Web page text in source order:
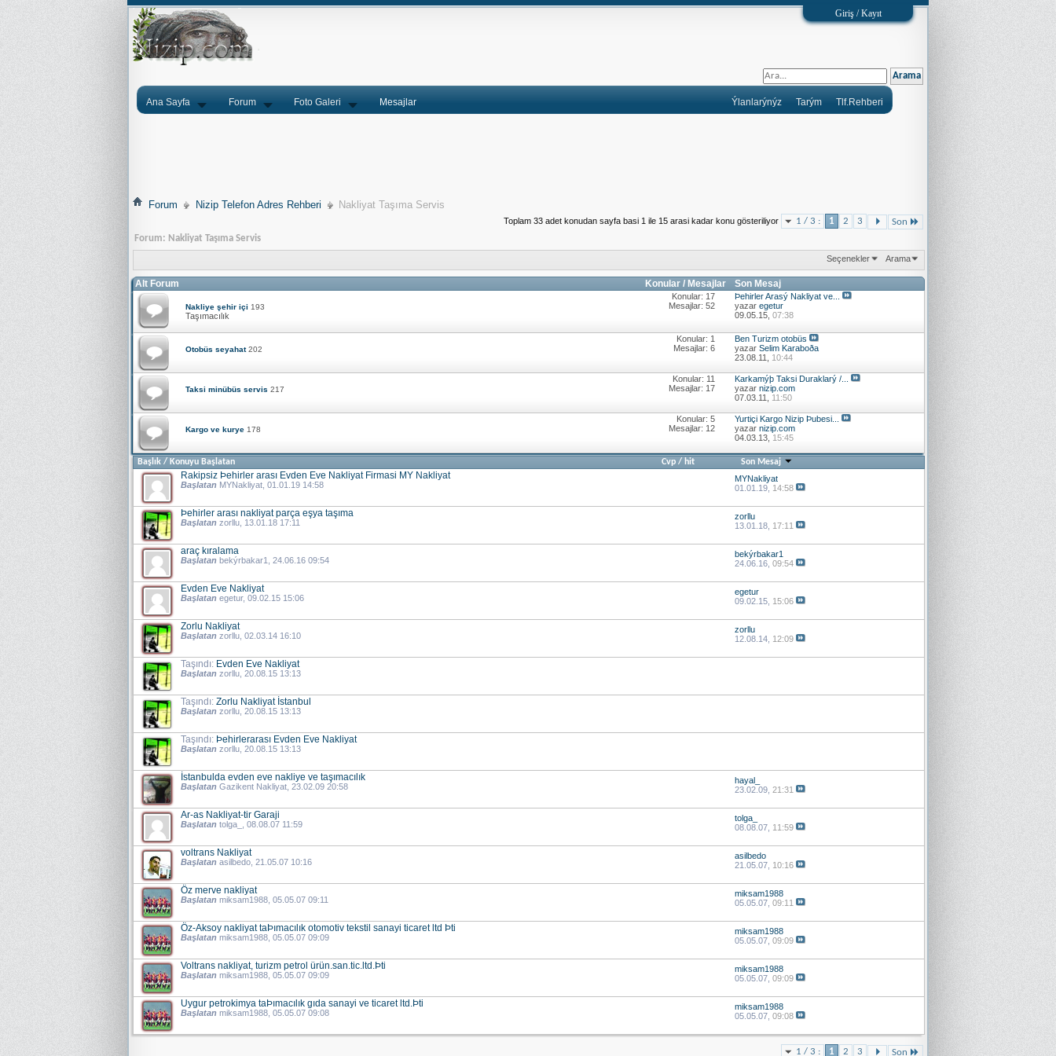
Giriş / Kayıt
Ana Sayfa Forum Foto Galeri Mesajlar Tlf.Rehberi
Tarým
Ýlanlarýnýz
Forum Nizip Telefon Adres Rehberi Nakliyat Taşıma Servis
1 / 3 : 1 2 3 Son
Toplam 33 adet konudan sayfa basi 1 ile 15 arasi kadar konu gösteriliyor
Forum: Nakliyat Taşıma Servis
Seçenekler Arama
Alt Forum Konular / Mesajlar Son Mesaj
Nakliye şehir içi 193
Taşımacılık
Konular: 17
Mesajlar: 52
Þehirler Arasý Nakliyat ve...
yazar egetur
09.05.15, 07:38
Otobüs seyahat202
Konular: 1
Mesajlar: 6
Ben Turizm otobüs
yazar Selim Karaboða
23.08.11, 10:44
Taksi minübüs servis 217
Konular: 11
Mesajlar: 17
Karkamýþ Taksi Duraklarý /...
yazar nizip.com
07.03.11, 11:50
Kargo ve kurye 178
Konular: 5
Mesajlar: 12
Yurtiçi Kargo Nizip Þubesi...
yazar nizip.com
04.03.13, 15:45
Başlık / Konuyu Başlatan Cvp / hit Son Mesaj
Rakipsiz Þehirler arası Evden Eve Nakliyat Firmasi MY Nakliyat
Başlatan MYNakliyat, 01.01.19 14:58
MYNakliyat
01.01.19, 14:58
Þehirler arası nakliyat parça eşya taşıma
Başlatan zorllu, 13.01.18 17:11
zorllu
13.01.18, 17:11
araç kıralama
Başlatan bekýrbakar1, 24.06.16 09:54
bekýrbakar1
24.06.16, 09:54
Evden Eve Nakliyat
Başlatan egetur, 09.02.15 15:06
egetur
09.02.15, 15:06
Zorlu Nakliyat
Başlatan zorllu, 02.03.14 16:10
zorllu
12.08.14, 12:09
Taşındı: Evden Eve Nakliyat
Başlatan zorllu, 20.08.15 13:13
Taşındı: Zorlu Nakliyat İstanbul
Başlatan zorllu, 20.08.15 13:13
Taşındı: Þehirlerarası Evden Eve Nakliyat
Başlatan zorllu, 20.08.15 13:13
İstanbulda evden eve nakliye ve taşımacılık
Başlatan Gazikent Nakliyat, 23.02.09 20:58
hayal_
23.02.09, 21:31
Ar-as Nakliyat-tir Garaji
Başlatan tolga_ , 08.08.07 11:59
tolga_
08.08.07, 11:59
voltrans Nakliyat
Başlatan asilbedo, 21.05.07 10:16
asilbedo
21.05.07, 10:16
Öz merve nakliyat
Başlatan miksam1988, 05.05.07 09:11
miksam1988
05.05.07, 09:11
Öz-Aksoy nakliyat taÞımacılık otomotiv tekstil sanayi ticaret ltd Þti
Başlatan miksam1988, 05.05.07 09:09
miksam1988
05.05.07, 09:09
Voltrans nakliyat, turizm petrol ürün.san.tic.ltd.Þti
Başlatan miksam1988, 05.05.07 09:09
miksam1988
05.05.07, 09:09
Uygur petrokimya taÞımacılık gıda sanayi ve ticaret ltd.Þti
Başlatan miksam1988, 05.05.07 09:08
miksam1988
05.05.07, 09:08
1 / 3 : 1 2 3 Son